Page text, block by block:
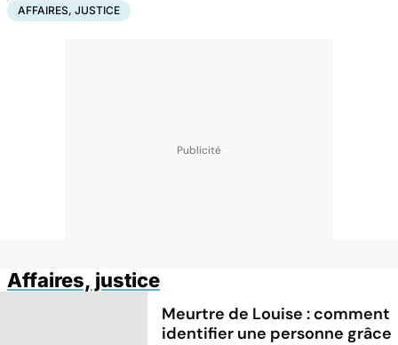
AFFAIRES, JUSTICE
Affaires, justice
Meurtre de Louise : comment
identifier une personne grâce